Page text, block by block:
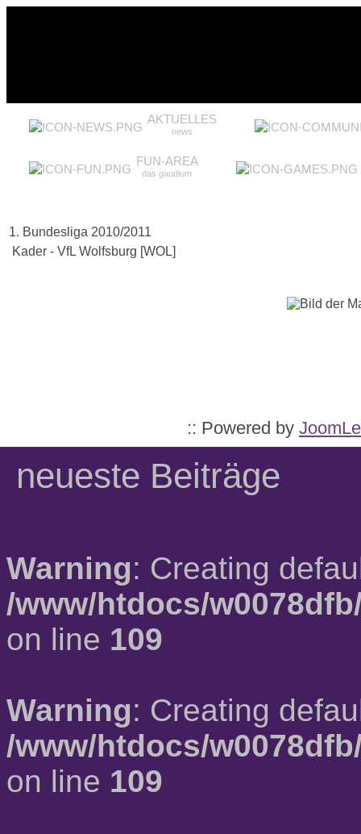
AKTUELLES
news
FUN-AREA
das gaudium
1. Bundesliga 2010/2011
Kader - VfL Wolfsburg [WOL]
:: Powered by
neueste Beiträge
Warning: Creating
/www/htdocs/
on line 109
Warning: Creating
/www/htdocs/
on line 109